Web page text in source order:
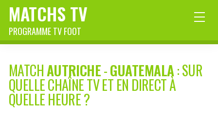
MATCHS TV
PROGRAMME TV FOOT
MATCHAUTRICHE-GUATEMALA: SUR
QUELLE CHAÎNE TV ET EN DIRECT À
QUELLE HEURE ?